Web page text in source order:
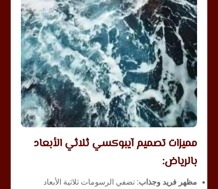
مميزات تصميم آيبوكسي ثلاثي الأبعاد
بالرياض:
مظهر فريد وجذاب: تضفي الرسومات ثلاثية الأبعاد